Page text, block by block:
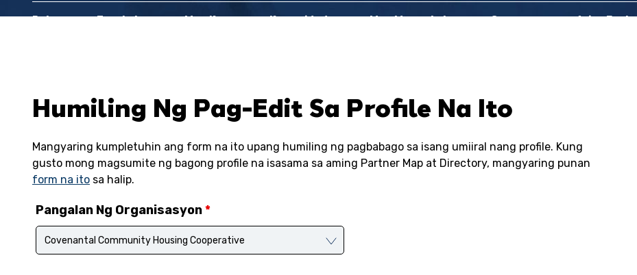
Bahay Tungkol sa Mga Kasosyo sa Komunidad Mga Mapagkukunan at Suporta Ating
Humiling Ng Pag-Edit Sa Profile Na Ito
Mangyaring kumpletuhin ang form na ito upang humiling ng pagbabago sa isang umiiral nang profile. Kung
gusto mong magsumite ng bagong profile na isasama sa aming Partner Map at Directory, mangyaring punan
form na ito sa halip.
Pangalan Ng Organisasyon*